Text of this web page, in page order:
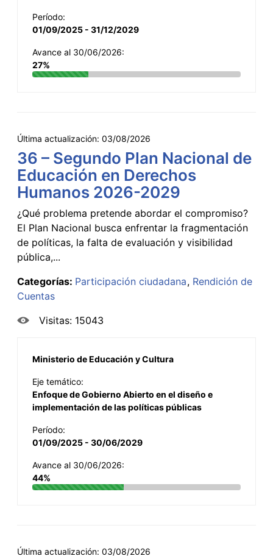
Período:
01/09/2025 - 31/12/2029
Avance al 30/06/2026:
27%
Última actualización: 03/08/2026
36 – Segundo Plan Nacional de
Educación en Derechos
Humanos 2026-2029
¿Qué problema pretende abordar el compromiso?
El Plan Nacional busca enfrentar la fragmentación
de políticas, la falta de evaluación y visibilidad
pública,...
Categorías: Participación ciudadana Rendición de
Cuentas
Visitas: 15043
Ministerio de Educación y Cultura
Eje temático:
Enfoque de Gobierno Abierto en el diseño e
implementación de las políticas públicas
Período:
01/09/2025 - 30/06/2029
Avance al 30/06/2026:
44%
Última actualización: 03/08/2026